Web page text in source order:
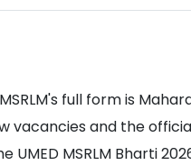
full form is
vacancies and the
MSRLM Bharti